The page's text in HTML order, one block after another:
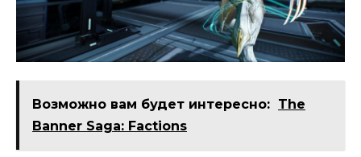
Возможно вам будет интересно: The
Banner Saga: Factions